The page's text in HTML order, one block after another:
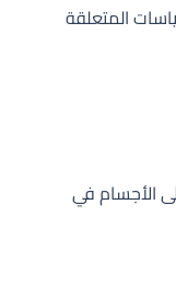
المتعلقة
الأجسام في